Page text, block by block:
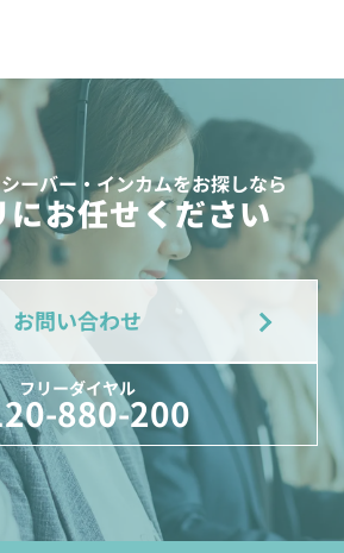
ーバー・インカムをお探しなら
にお任せください
お問い合わせ
フリーダイヤル
880-200